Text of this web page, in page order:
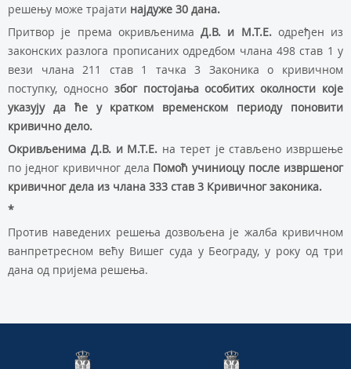
решењу може трајати најдуже 30 дана.
Притвор је према окривљенима Д.В. и М.Т.Е. одређен из
законских разлога прописаних одредбом члана 498 став 1 у
вези члана 211 став 1 тачка 3 Законика о кривичном
поступку, односно због постојања особитих околности које
указују да ће у кратком временском периоду поновити
кривично дело.
Окривљенима Д.В. и М.Т.Е. на терет је стављено извршење
по једног кривичног дела Помоћ учиниоцу после извршеног
кривичног дела из члана 333 став 3 Кривичног законика.
*
Против наведених решења дозвољена је жалба кривичном
ванпретресном већу Вишег суда у Београду, у року од три
дана од пријема решења.